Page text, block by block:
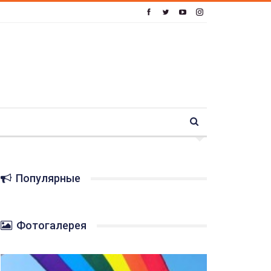
Популярные
Фотогалерея